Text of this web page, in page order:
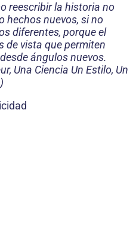
reescribir la historia no
hechos nuevos, si no
diferentes, porque el
de vista que permiten
ángulos nuevos.
Una Ciencia Un Estilo, Un